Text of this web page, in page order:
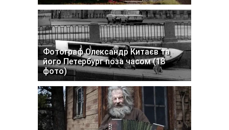
Фотограф Олександр Китаєв та
його Петербург поза часом (18
фото)